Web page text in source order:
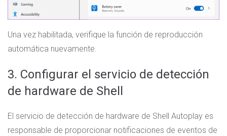
Una vez habilitada, verifique la función de reproducción
automática nuevamente.
3. Configurar el servicio de detección
de hardware de Shell
El servicio de detección de hardware de Shell Autoplay es
responsable de proporcionar notificaciones de eventos de